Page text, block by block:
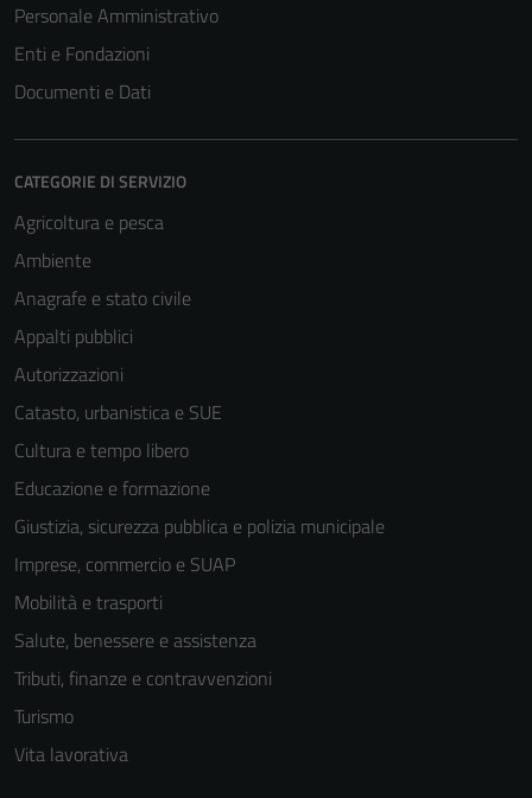
Personale Amministrativo
Enti e Fondazioni
Documenti e Dati
CATEGORIE DI SERVIZIO
Agricoltura e pesca
Ambiente
Anagrafe e stato civile
Appalti pubblici
Autorizzazioni
Catasto, urbanistica e SUE
Cultura e tempo libero
Educazione e formazione
Giustizia, sicurezza pubblica e polizia municipale
Imprese, commercio e SUAP
Mobilità e trasporti
Salute, benessere e assistenza
Tributi, finanze e contravvenzioni
Turismo
Vita lavorativa
disabilitati.